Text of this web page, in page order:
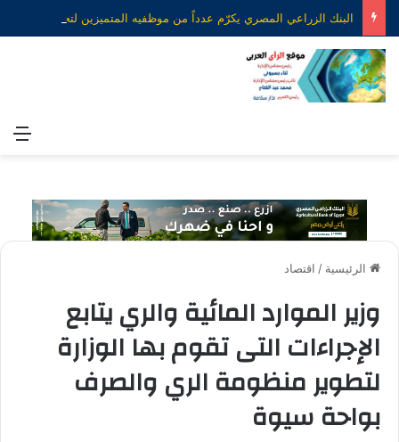
الرئيسية / اقتصاد
وزير الموارد المائية والري يتابع
الإجراءات التى تقوم بها الوزارة
لتطوير منظومة الري والصرف
بواحة سيوة